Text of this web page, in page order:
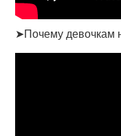
➤Почему девочкам